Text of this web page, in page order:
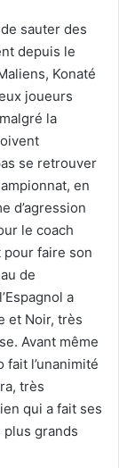
sauter des
depuis le
Konaté
joueurs
la
se retrouver
en
d’agression
le coach
pour faire son
de
a
et Noir, très
Avant même
fait l’unanimité
très
qui a fait ses
plus grands